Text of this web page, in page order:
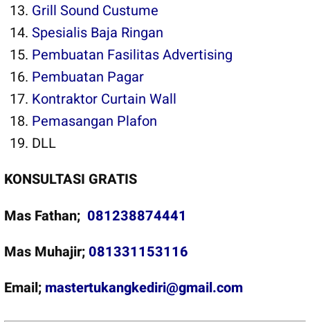
Grill Sound Custume
Spesialis Baja Ringan
Pembuatan Fasilitas Advertising
Pembuatan Pagar
Kontraktor Curtain Wall
Pemasangan Plafon
DLL
KONSULTASI GRATIS
Mas Fathan; 081238874441
Mas Muhajir; 081331153116
Email; mastertukangkediri@gmail.com